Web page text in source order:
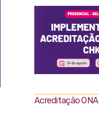
Acreditação ONA